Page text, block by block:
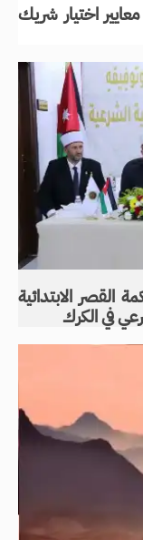
اختيار شريك
القصر الابتدائية
في الكرك